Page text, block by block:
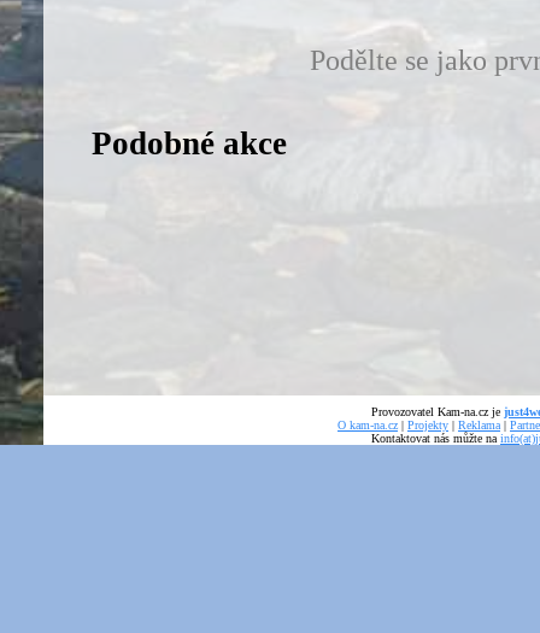
Podělte se jako
Podobné akce
Provozovatel Kam-na.cz je
O kam-na.cz | Projekty | Reklama |
Kontaktovat nás můžte na